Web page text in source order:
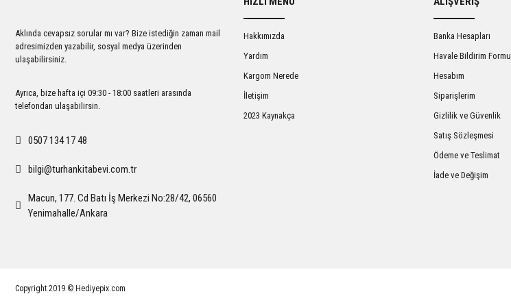
Ürün fiyatı diğer sitelerden daha pahalı.
Bu ürüne benzer farklı alternatifler olmalı.
Gönder
Aklında cevapsız sorular mı var? Bize istediğin zaman mail
adresimizden yazabilir, sosyal medya üzerinden
ulaşabilirsiniz.
Ayrıca, bize hafta içi 09:30 - 18:00 saatleri arasında
telefondan ulaşabilirsin.
0507 134 17 48
bilgi@turhankitabevi.com.tr
Macun, 177. Cd Batı İş Merkezi No:28/42, 06560
Yenimahalle/Ankara
Hakkımızda
Yardım
Kargom Nerede
İletişim
2023 Kaynakça
Banka Hesapları
Havale Bildirim Formu
Hesabım
Siparişlerim
Gizlilik ve Güvenlik
Satış Sözleşmesi
Ödeme ve Teslimat
İade ve Değişim
Copyright 2019 © Hediyepix.com